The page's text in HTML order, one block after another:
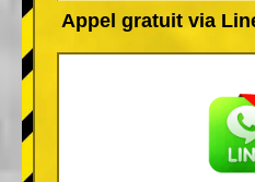
Appel gratuit via